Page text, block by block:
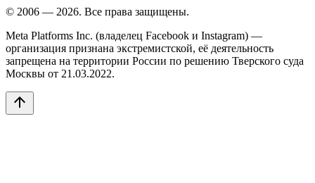
© 2006 — 2026. Все права защищены.
Meta Platforms Inc. (владелец Facebook и Instagram) —
организация признана экстремистской, её деятельность
запрещена на территории России по решению Тверского суда
Москвы от 21.03.2022.
arrow_upward